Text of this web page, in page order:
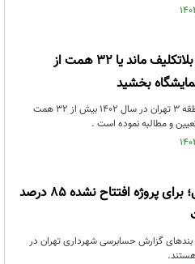
۳۲ همت از مطالبات شهرداری بلاتکلیف ماند یا ۳۲ همت از
بخشید
مطابق اسناد به دست آمده، شهرداری منطقه 3 تهران در سال 1402 بیش از 32 همت
و مطالبه نموده است .
اتفاق عجیب در شهرداری زاکانی؛ برای پروژه افتتاح نشده ۸۵ درصد
گزارش‌ حسابرسی شهرداری تهران در